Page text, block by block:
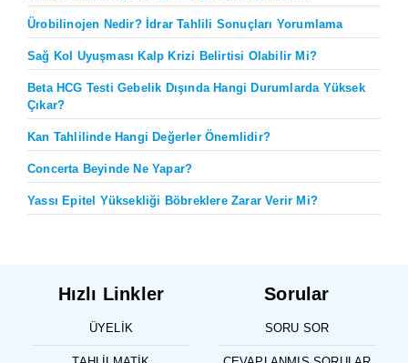
Ürobilinojen Nedir? İdrar Tahlili Sonuçları Yorumlama
Sağ Kol Uyuşması Kalp Krizi Belirtisi Olabilir Mi?
Beta HCG Testi Gebelik Dışında Hangi Durumlarda Yüksek
Çıkar?
Kan Tahlilinde Hangi Değerler Önemlidir?
Concerta Beyinde Ne Yapar?
Yassı Epitel Yüksekliği Böbreklere Zarar Verir Mi?
Hızlı Linkler
ÜYELIK
Sorular
SORU SOR